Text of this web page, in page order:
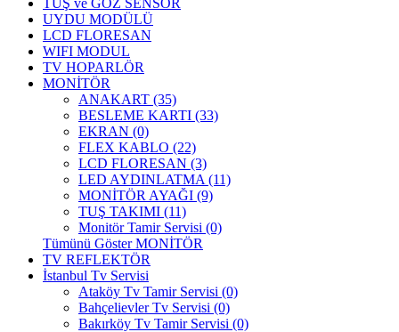
TUŞ ve GÖZ SENSÖR
UYDU MODÜLÜ
LCD FLORESAN
WIFI MODUL
TV HOPARLÖR
MONİTÖR
ANAKART (35)
BESLEME KARTI (33)
EKRAN (0)
FLEX KABLO (22)
LCD FLORESAN (3)
LED AYDINLATMA (11)
MONİTÖR AYAĞI (9)
TUŞ TAKIMI (11)
Monitör Tamir Servisi (0)
Tümünü Göster MONİTÖR
TV REFLEKTÖR
İstanbul Tv Servisi
Ataköy Tv Tamir Servisi (0)
Bahçelievler Tv Servisi (0)
Bakırköy Tv Tamir Servisi (0)